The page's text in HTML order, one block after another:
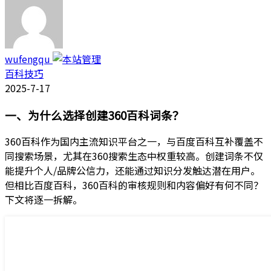
wufengqu
百科技巧
2025-7-17
一、为什么选择创建360百科词条？
360百科作为国内主流知识平台之一，与百度百科互补覆盖不
同搜索场景，尤其在360搜索生态中权重较高。创建词条不仅
能提升个人/品牌公信力，还能通过知识分发触达潜在用户。
但相比百度百科，360百科的审核规则和内容偏好有何不同？
下文将逐一拆解。